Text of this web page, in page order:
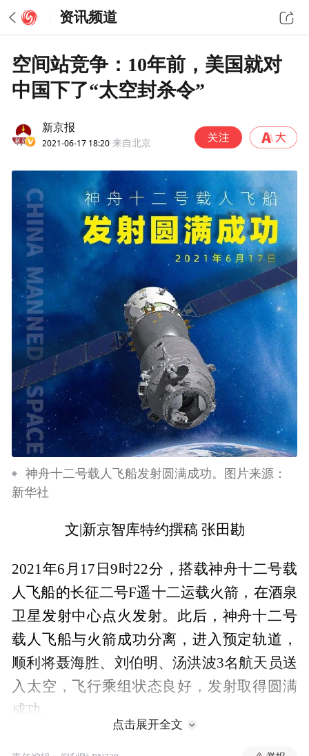
资讯频道
空间站竞争：10年前，美国就对
中国下了“太空封杀令”
新京报
2021-06-17 18:20 来自北京
神舟十二号载人飞船发射圆满成功。图片来源：
新华社
文|新京智库特约撰稿 张田勘
2021年6月17日9时22分，搭载神舟十二号载
人飞船的长征二号F遥十二运载火箭，在酒泉
卫星发射中心点火发射。此后，神舟十二号
载人飞船与火箭成功分离，进入预定轨道，
顺利将聂海胜、刘伯明、汤洪波3名航天员送
入太空，飞行乘组状态良好，发射取得圆满
成功。
点击展开全文